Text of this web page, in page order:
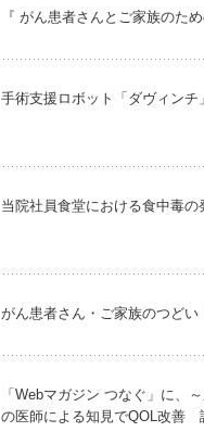
『 がん患者さんとご家族のた
手術支援ロボット「ダヴィン
当院社員食堂における食中毒の
がん患者さん・ご家族のつど
「Webマガジン つなぐ」に、
の医師による知見でQOL改善